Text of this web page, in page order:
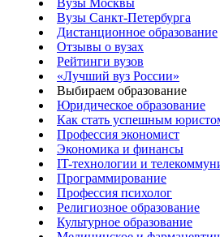
Вузы Санкт-Петербурга
Дистанционное образование
Отзывы о вузах
Рейтинги вузов
«Лучший вуз России»
Выбираем образование
Юридическое образование
Как стать успешным
Профессия экономист
Экономика и финансы
IT-технологии и
Программирование
Профессия психолог
Религиозное образование
Культурное образование